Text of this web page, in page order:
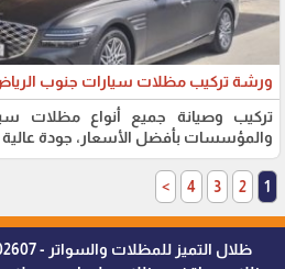
ورشة تركيب مظلات سيارات جنوب
تركيب وصيانة جميع أنواع مظلات
والمؤسسات بأفضل الأسعار، جودة عالية
1
2
3
4
>